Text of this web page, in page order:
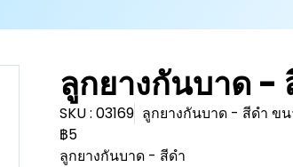
ลูกยางกันบาด -
SKU : 03169 ลูกยางกันบาด - สีดำ ข
฿5
ลูกยางกันบาด - สีดำ